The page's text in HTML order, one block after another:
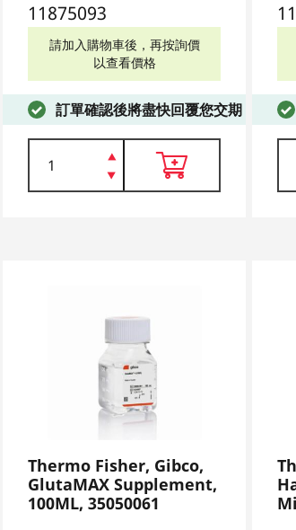
11875093
請加入購物車後，再按詢價
以查看價格
訂單確認後將盡快回覆您交期
Thermo Fisher, Gibco,
GlutaMAX Supplement,
100ML, 35050061